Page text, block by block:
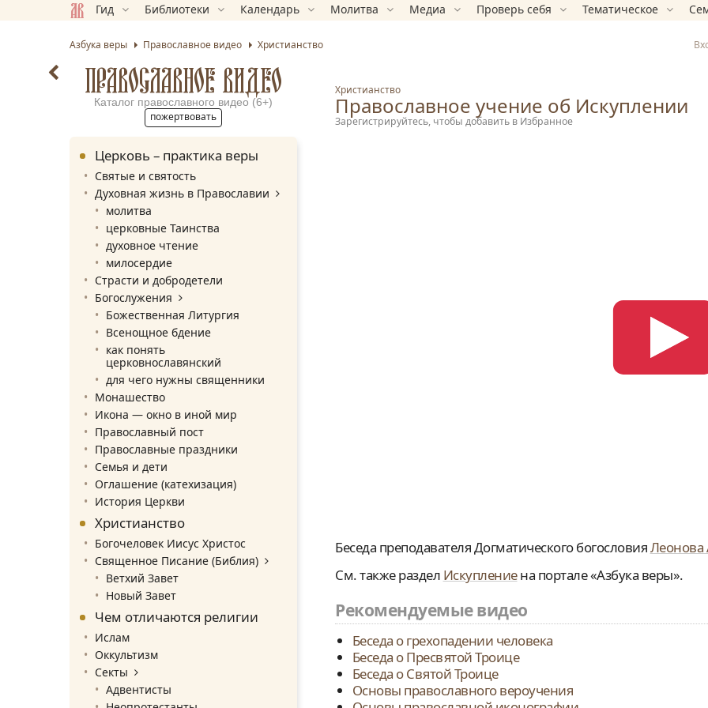
Гид Библиотеки Календарь Молитва Медиа Проверь себя Тематическое
Азбука веры Православное видео Христианство
Христианство
Православное учение об Искуплении
Зарегистрируйтесь, чтобы добавить в Избранное
Беседа преподавателя Догматического богословия
См. также раздел Искуплениена портале «Азбука веры».
Рекомендуемые видео
Беседа о грехопадении человека
Беседа о Пресвятой Троице
Беседа о Святой Троице
Основы православного вероучения
ПРАВОСЛАВНОЕ ВИДЕО
Каталог православного видео (6+)
пожертвовать
Церковь – практика веры
Святые и святость
Духовная жизнь в Православии
молитва
церковные Таинства
духовное чтение
милосердие
Страсти и добродетели
Богослужения
Божественная Литургия
Всенощное бдение
как понять
церковнославянский
для чего нужны священники
Монашество
Икона — окно в иной мир
Православный пост
Православные праздники
Семья и дети
Оглашение (катехизация)
История Церкви
Христианство
Богочеловек Иисус Христос
Священное Писание (Библия)
Ветхий Завет
Новый Завет
Чем отличаются религии
Ислам
Оккультизм
Секты
Адвентисты